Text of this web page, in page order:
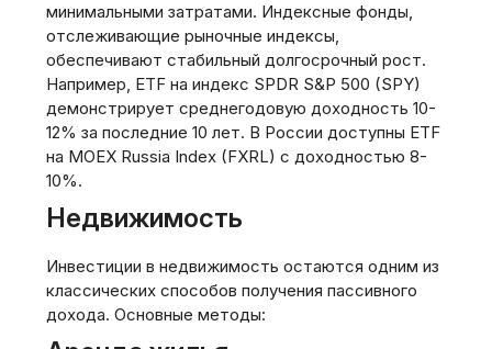
минимальными затратами. Индексные фонды,
отслеживающие рыночные индексы,
обеспечивают стабильный долгосрочный рост.
Например, ETF на индекс SPDR S&P 500 (SPY)
демонстрирует среднегодовую доходность 10-
12% за последние 10 лет. В России доступны ETF
на MOEX Russia Index (FXRL) с доходностью 8-
10%.
Недвижимость
Инвестиции в недвижимость остаются одним из
классических способов получения пассивного
дохода. Основные методы: